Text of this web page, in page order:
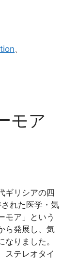
、
モア
ギリシアの四
れた医学・気
モア」という
ら発展し、気
りました。
ステレオタイ